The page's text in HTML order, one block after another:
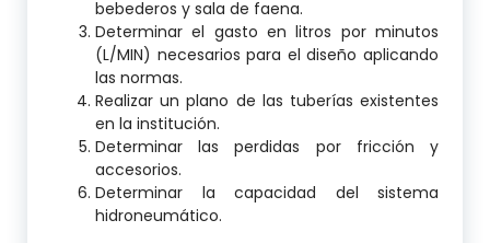
bebederos y sala de faena.
Determinar el gasto en litros por minutos
(L/MIN) necesarios para el diseño aplicando
las normas.
Realizar un plano de las tuberías existentes
en la institución.
Determinar las perdidas por fricción y
accesorios.
Determinar la capacidad del sistema
hidroneumático.